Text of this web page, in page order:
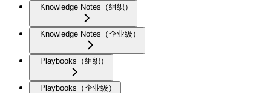
Knowledge Notes（组织）
Knowledge Notes（企业级）
Playbooks（组织）
Playbooks（企业级）